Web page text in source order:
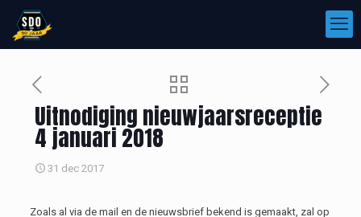
Uitnodiging nieuwjaarsreceptie
4 januari 2018
31 dec 2017
Zoals al via de mail en de nieuwsbrief bekend is gemaakt, zal op